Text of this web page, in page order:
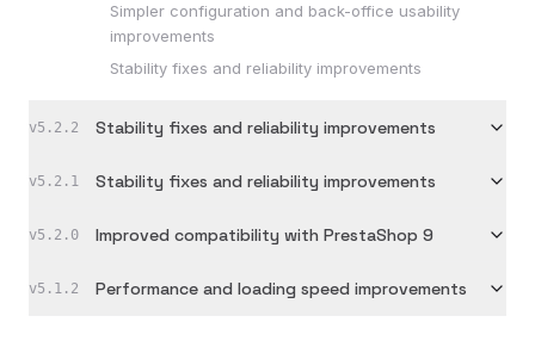
Simpler configuration and back-office usability
improvements
Stability fixes and reliability improvements
v5.2.2 Stability fixes and reliability improvements
v5.2.1 Stability fixes and reliability improvements
v5.2.0 Improved compatibility with PrestaShop 9
v5.1.2 Performance and loading speed improvements